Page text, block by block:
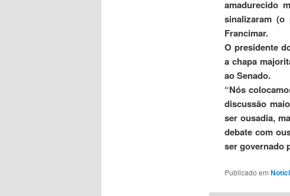
amadurecido
sinalizaram
Francimar.
O presidente
a chapa
ao Senado.
“Nós
discussão
ser ousadia,
debate com
ser governado
Publicado em